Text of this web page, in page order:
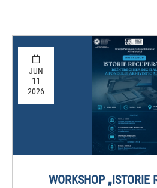
JUN
11
2026
WORKSHOP „ISTORIE